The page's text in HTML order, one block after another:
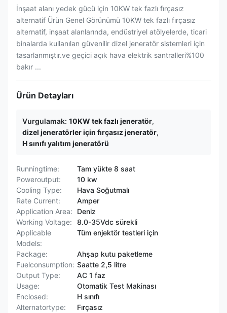
İnşaat alanı yedek gücü için 10KW tek fazlı fırçasız
alternatif Ürün Genel Görünümü 10KW tek fazlı fırçasız
alternatif, inşaat alanlarında, endüstriyel atölyelerde, ticari
binalarda kullanılan güvenilir dizel jeneratör sistemleri için
tasarlanmıştır.ve geçici açık hava elektrik santralleri%100
bakır ...
Ürün Detayları
Vurgulamak: 10KW tek fazlı jeneratör,
dizel jeneratörler için fırçasız jeneratör,
H sınıfı yalıtım jeneratörü
Runningtime:
Tam yükte 8 saat
Poweroutput:
10 kw
Cooling Type:
Hava Soğutmalı
Rate Current:
Amper
Application Area:
Deniz
Working Voltage:
8.0-35Vdc sürekli
Applicable
Models:
Tüm enjektör testleri için
Package:
Ahşap kutu paketleme
Fuelconsumption: Saatte 2,5 litre
Output Type:
AC 1 faz
Usage:
Otomatik Test Makinası
Enclosed:
H sınıfı
Alternatortype:
Fırçasız